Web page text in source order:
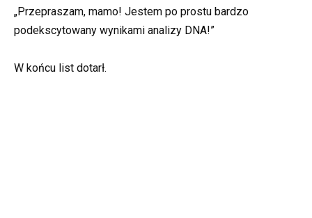
„Przepraszam, mamo! Jestem po prostu bardzo
podekscytowany wynikami analizy DNA!”
W końcu list dotarł.